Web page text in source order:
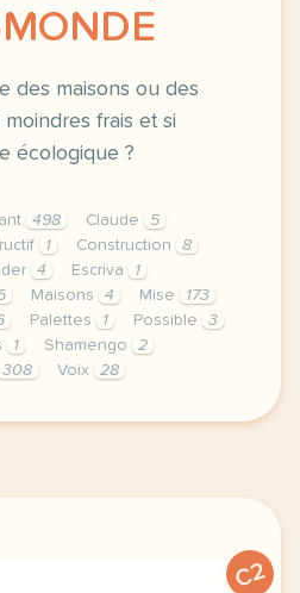
des maisons ou des
frais et si
écologique ?
498 Claude
5
1 Construction
8
4 Escriva
1
Maisons 4 Mise
173
Palettes 1 Possible
3
1 Shamengo
2
308 Voix 28
vie privee est une priorite
C2